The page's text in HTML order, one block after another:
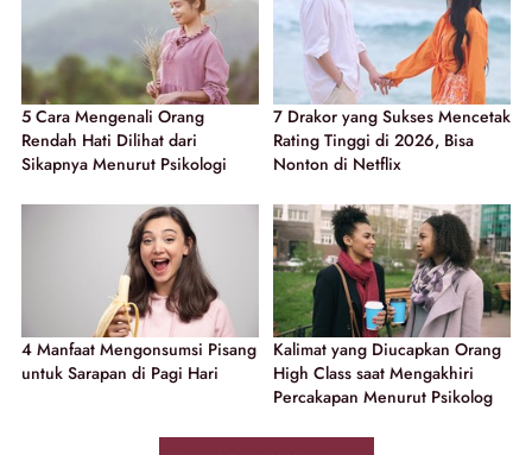
5 Cara Mengenali Orang
Rendah Hati Dilihat dari
Sikapnya Menurut Psikologi
7 Drakor yang Sukses Mencetak
Rating Tinggi di 2026, Bisa
Nonton di Netflix
4 Manfaat Mengonsumsi Pisang
untuk Sarapan di Pagi Hari
Kalimat yang Diucapkan Orang
High Class saat Mengakhiri
Percakapan Menurut Psikolog